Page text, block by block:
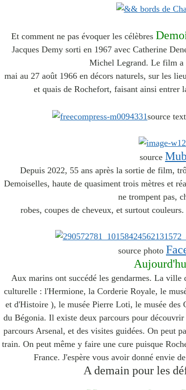
Et comment ne pas évoquer les célèbres
Jacques Demy sorti en 1967 avec Catherine
Michel Legrand. Le film a
mai au 27 août 1966 en décors naturels, sur les
et quais de Rochefort, faisant ainsi entrer
source
source
Depuis 2022, 55 ans après la sortie de film,
Demoiselles, haute de quasiment trois mètres et
ne trompent pas,
robes, coupes de cheveux, et surtout couleurs.
source photo
Aux marins ont succédé les gendarmes. La
culturelle : l'Hermione, la Corderie Royale, le
et d'Histoire ), le musée Pierre Loti, le musée des
du Bégonia. Il existe deux parcours pour
parcours Arsenal, et des visites guidées. On peut
train. On peut même y faire une cure puisque
France. J'espère vous avoir donné envie
A demain pour les